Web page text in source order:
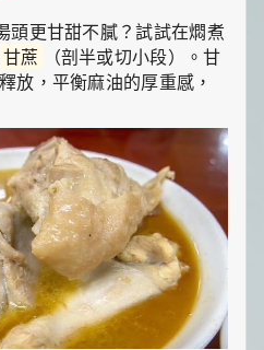
頭更甘甜不膩？試試在燜煮
甘蔗
（剖半或切小段）。甘
放，平衡麻油的厚重感，